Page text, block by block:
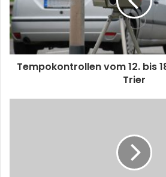
Tempokontrollen vom 12. bis
Trier